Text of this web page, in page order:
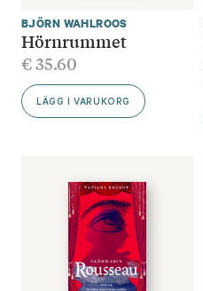
BJÖRN WAHLROOS
Hörnrummet
€35.60
LÄGG I VARUKORG